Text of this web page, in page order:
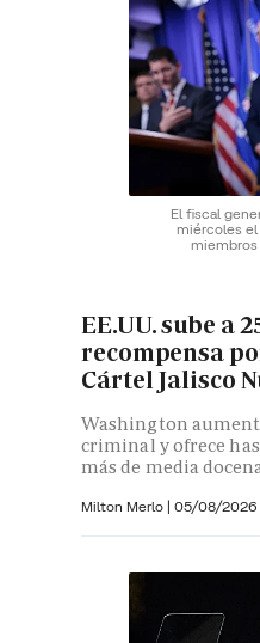
El fiscal
miércoles el
miembros
EE.UU. sube a
recompensa
Cártel Jalisco
Washington
criminal y ofrece
más de media
Milton Merlo | 05/08/2026